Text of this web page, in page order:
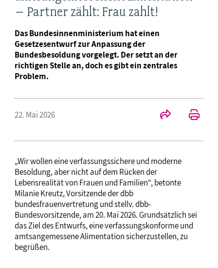
– Partner zählt: Frau zahlt!
Das Bundesinnenministerium hat einen
Gesetzesentwurf zur Anpassung der
Bundesbesoldung vorgelegt. Der setzt an der
richtigen Stelle an, doch es gibt ein zentrales
Problem.
22. Mai 2026
„Wir wollen eine verfassungssichere und moderne
Besoldung, aber nicht auf dem Rücken der
Lebensrealität von Frauen und Familien“, betonte
Milanie Kreutz, Vorsitzende der dbb
bundesfrauenvertretung und stellv. dbb-
Bundesvorsitzende, am 20. Mai 2026. Grundsätzlich sei
das Ziel des Entwurfs, eine verfassungskonforme und
amtsangemessene Alimentation sicherzustellen, zu
begrüßen.